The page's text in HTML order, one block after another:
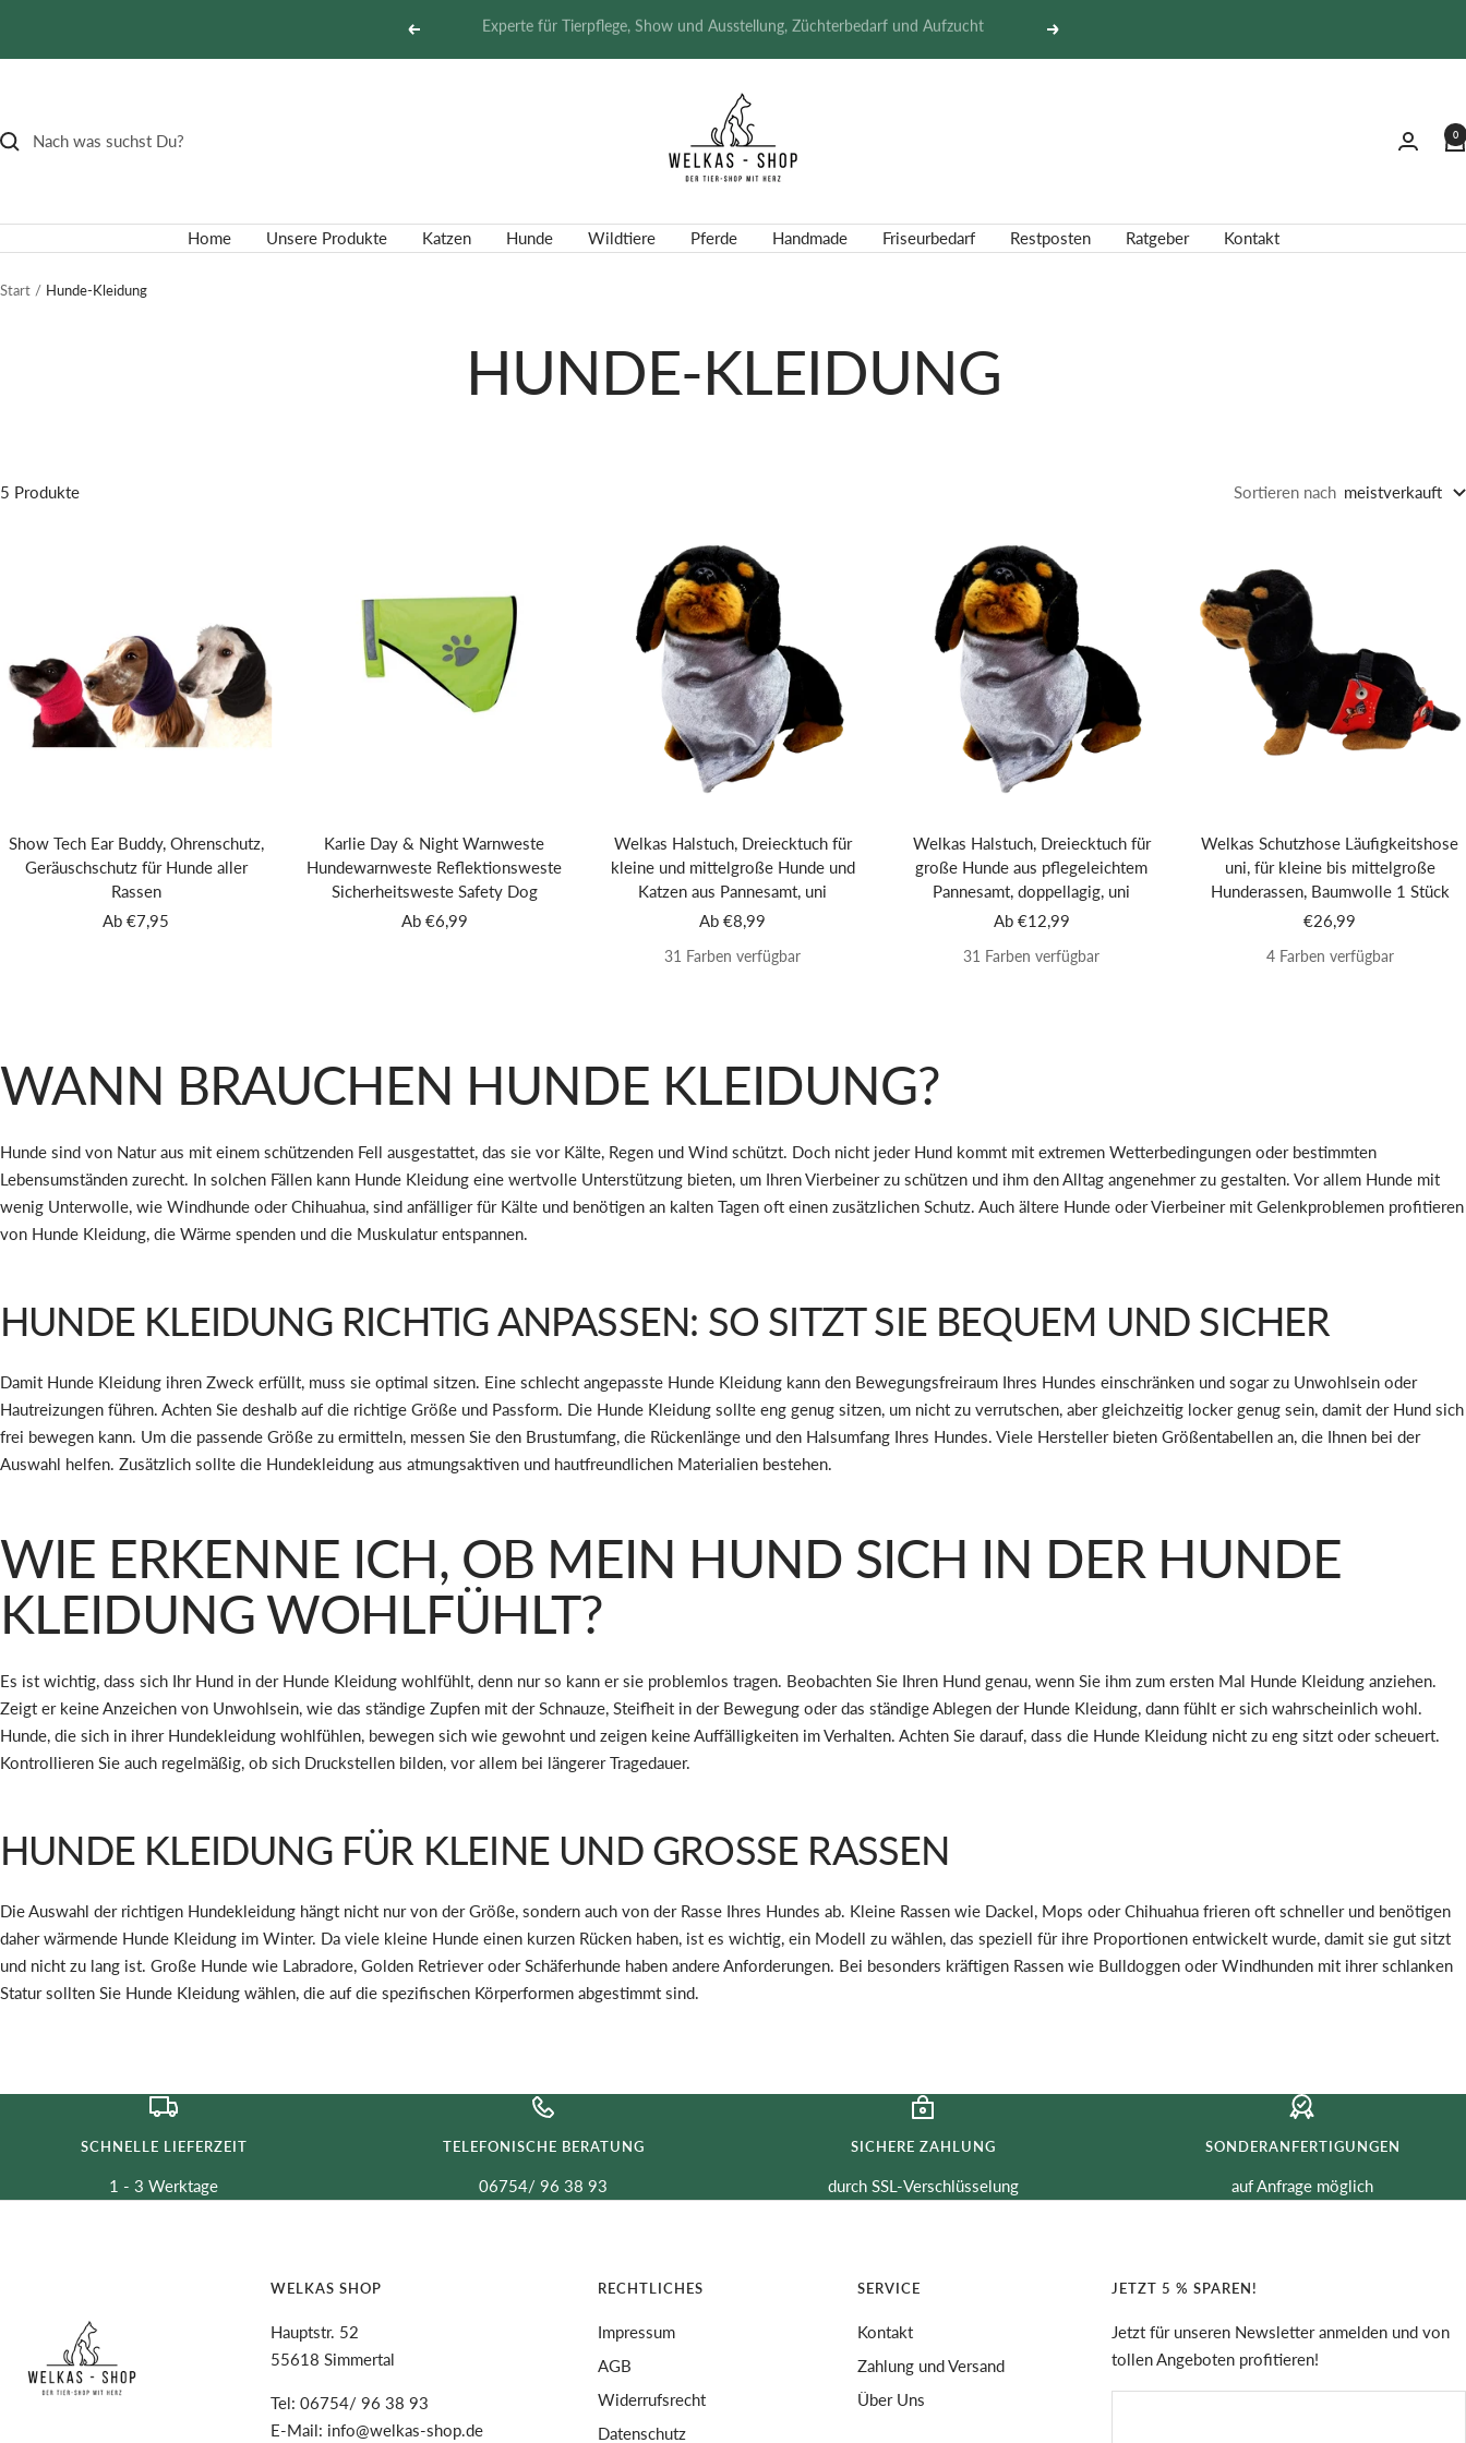
Zurück Schnelle Lieferzeit | telefonische Beratung Weiter
0
Home Unsere Produkte Katzen Hunde Wildtiere Pferde Handmade Friseurbedarf Restposten Ratgeber Kontakt
Start Hunde-Kleidung
HUNDE-KLEIDUNG
5 Produkte Sortieren nach meistverkauft
Show Tech Ear Buddy, Ohrenschutz,
Geräuschschutz für Hunde aller
Rassen
Angebotspreis
Ab €7,95
Karlie Day & Night Warnweste
Hundewarnweste Reflektionsweste
Sicherheitsweste Safety Dog
Angebotspreis
Ab €6,99
Welkas Halstuch, Dreiecktuch für
kleine und mittelgroße Hunde und
Katzen aus Pannesamt, uni
Angebotspreis
Ab €8,99
31 Farben verfügbar
Welkas Halstuch, Dreiecktuch für
große Hunde aus pflegeleichtem
Pannesamt, doppellagig, uni
Angebotspreis
Ab €12,99
31 Farben verfügbar
Welkas Schutzhose Läufigkeitshose
uni, für kleine bis mittelgroße
Hunderassen, Baumwolle 1 Stück
Angebotspreis
€26,99
4 Farben verfügbar
WANN BRAUCHEN HUNDE KLEIDUNG?
Hunde sind von Natur aus mit einem schützenden Fell ausgestattet, das sie vor Kälte, Regen und Wind schützt. Doch nicht jeder Hund kommt mit extremen Wetterbedingungen oder bestimmten
Lebensumständen zurecht. In solchen Fällen kann Hunde Kleidung eine wertvolle Unterstützung bieten, um Ihren Vierbeiner zu schützen und ihm den Alltag angenehmer zu gestalten. Vor allem Hunde mit
wenig Unterwolle, wie Windhunde oder Chihuahua, sind anfälliger für Kälte und benötigen an kalten Tagen oft einen zusätzlichen Schutz. Auch ältere Hunde oder Vierbeiner mit Gelenkproblemen profitieren
von Hunde Kleidung, die Wärme spenden und die Muskulatur entspannen.
HUNDE KLEIDUNG RICHTIG ANPASSEN: SO SITZT SIE BEQUEM UND SICHER
Damit Hunde Kleidung ihren Zweck erfüllt, muss sie optimal sitzen. Eine schlecht angepasste Hunde Kleidung kann den Bewegungsfreiraum Ihres Hundes einschränken und sogar zu Unwohlsein oder
Hautreizungen führen. Achten Sie deshalb auf die richtige Größe und Passform. Die Hunde Kleidung sollte eng genug sitzen, um nicht zu verrutschen, aber gleichzeitig locker genug sein, damit der Hund sich
frei bewegen kann. Um die passende Größe zu ermitteln, messen Sie den Brustumfang, die Rückenlänge und den Halsumfang Ihres Hundes. Viele Hersteller bieten Größentabellen an, die Ihnen bei der
Auswahl helfen. Zusätzlich sollte die Hundekleidung aus atmungsaktiven und hautfreundlichen Materialien bestehen.
WIE ERKENNE ICH, OB MEIN HUND SICH IN DER HUNDE
KLEIDUNG WOHLFÜHLT?
Es ist wichtig, dass sich Ihr Hund in der Hunde Kleidung wohlfühlt, denn nur so kann er sie problemlos tragen. Beobachten Sie Ihren Hund genau, wenn Sie ihm zum ersten Mal Hunde Kleidung anziehen.
Zeigt er keine Anzeichen von Unwohlsein, wie das ständige Zupfen mit der Schnauze, Steifheit in der Bewegung oder das ständige Ablegen der Hunde Kleidung, dann fühlt er sich wahrscheinlich wohl.
Hunde, die sich in ihrer Hundekleidung wohlfühlen, bewegen sich wie gewohnt und zeigen keine Auffälligkeiten im Verhalten. Achten Sie darauf, dass die Hunde Kleidung nicht zu eng sitzt oder scheuert.
Kontrollieren Sie auch regelmäßig, ob sich Druckstellen bilden, vor allem bei längerer Tragedauer.
HUNDE KLEIDUNG FÜR KLEINE UND GROSSE RASSEN
Die Auswahl der richtigen Hundekleidung hängt nicht nur von der Größe, sondern auch von der Rasse Ihres Hundes ab. Kleine Rassen wie Dackel, Mops oder Chihuahua frieren oft schneller und benötigen
daher wärmende Hunde Kleidung im Winter. Da viele kleine Hunde einen kurzen Rücken haben, ist es wichtig, ein Modell zu wählen, das speziell für ihre Proportionen entwickelt wurde, damit sie gut sitzt
und nicht zu lang ist. Große Hunde wie Labradore, Golden Retriever oder Schäferhunde haben andere Anforderungen. Bei besonders kräftigen Rassen wie Bulldoggen oder Windhunden mit ihrer schlanken
Statur sollten Sie Hunde Kleidung wählen, die auf die spezifischen Körperformen abgestimmt sind.
SCHNELLE LIEFERZEIT
1 - 3 Werktage
TELEFONISCHE BERATUNG
06754/ 96 38 93
SICHERE ZAHLUNG
durch SSL-Verschlüsselung
SONDERANFERTIGUNGEN
auf Anfrage möglich
WELKAS SHOP
Hauptstr. 52
55618 Simmertal
Tel: 06754/ 96 38 93
E-Mail: info@welkas-shop.de
RECHTLICHES
Impressum
AGB
Widerrufsrecht
Datenschutz
SERVICE
Kontakt
Zahlung und Versand
Über Uns
JETZT 5 % SPAREN!
Jetzt für unseren Newsletter anmelden und von
tollen Angeboten profitieren!